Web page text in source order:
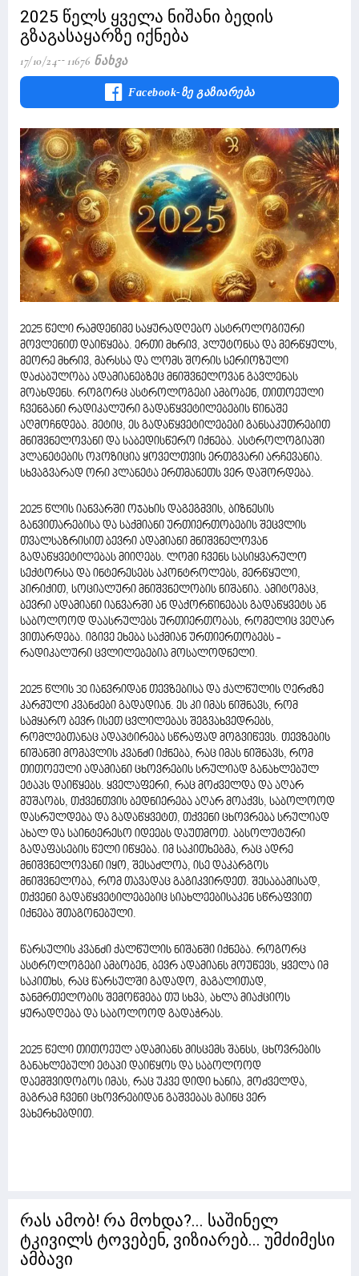
2025 წელს ყველა ნიშანი ბედის
გზაგასაყარზე იქნება
17/10/24 11676 Ნახვა
Facebook-Ზე Გაზიარება
2025 წელი რამდენიმე საყურადღებო ასტროლოგიური
მოვლენით დაიწყება. ერთი მხრივ, პლუტონსა და მერწყულს,
მეორე მხრივ, მარსსა და ლომს შორის სერიოზული
დაძაბულობა ადამიანებზეც მნიშვნელოვან გავლენას
მოახდენს. როგორც ასტროლოგები ამბობენ, თითოეული
ჩვენგანი რადიკალური გადაწყვეტილებების წინაშე
აღმოჩნდება. მეტიც, ეს გადაწყვეტილებები განსაკუთრებით
მნიშვნელოვანი და საბედისწერო იქნება. ასტროლოგიაში
პლანეტების ოპოზიცია ყოველთვის ერთგვარი არჩევანია.
სხვაგვარად ორი პლანეტა ერთმანეთს ვერ დაშორდება.
2025 წლის იანვარში ოჯახის დაგეგმვის, ბიზნესის
განვითარებისა და საქმიანი ურთიერთობების შეცვლის
თვალსაზრისით ბევრი ადამიანი მნიშვნელოვან
გადაწყვეტილებას მიიღებს. ლომი ჩვენს სასიყვარულო
სექტორსა და ინტერესებს აკონტროლებს, მერწყული,
პირიქით, სოციალური მნიშვნელობის ნიშანია. ამიტომაც,
ბევრი ადამიანი იანვარში ან დაქორწინებას გადაწყვეტს ან
საბოლოოდ დაასრულებს ურთიერთობას, რომელიც ვეღარ
ვითარდება. იგივე ეხება საქმიან ურთიერთობებს -
რადიკალური ცვლილებებია მოსალოდნელი.
2025 წლის 30 იანვრიდან თევზებისა და ქალწულის ღერძზე
კარმული კვანძები გადადიან. ეს კი იმას ნიშნავს, რომ
სამყარო ბევრ ისეთ ცვლილებას შეგვახვედრებს,
რომლებთანაც ადაპტირება სწრაფად მოგვიწევს. თევზების
ნიშანში მომავლის კვანძი იქნება, რაც იმას ნიშნავს, რომ
თითოეული ადამიანი ცხოვრების სრულიად განახლებულ
ეტაპს დაიწყებს. ყველაფერი, რაც მოძველდა და აღარ
მუშაობს, თქვენთვის ბედნიერება აღარ მოაქვს, საბოლოოდ
დასრულდება და გადაწყვეტთ, თქვენი ცხოვრება სრულიად
ახალ და საინტერესო იდეებს დაუთმოთ. აბსოლუტური
გადაფასების წელი იწყება. იმ საკითხებმა, რაც ადრე
მნიშვნელოვანი იყო, შესაძლოა, ისე დაკარგოს
მნიშვნელობა, რომ თავადაც გაგიკვირდეთ. შესაბამისად,
თქვენი გადაწყვეტილებებიც სიახლეებისაკენ სწრაფვით
იქნება შთაგონებული.
წარსულის კვანძი ქალწულის ნიშანში იქნება. როგორც
ასტროლოგები ამბობენ, ბევრ ადამიანს მოუწევს, ყველა იმ
საკითხს, რაც წარსულში გადადო, მაგალითად,
ჯანმრთელობის შემოწმება თუ სხვა, ახლა მიაქციოს
ყურადღება და საბოლოოდ გადაჭრას.
2025 წელი თითოეულ ადამიანს მისცემს შანსს, ცხოვრების
განახლებული ეტაპი დაიწყოს და საბოლოოდ
დაემშვიდობოს იმას, რაც უკვე დიდი ხანია, მოძველდა,
მაგრამ ჩვენი ცხოვრებიდან გაშვებას მაინც ვერ
ვახერხებდით.
რას ამობ! რა მოხდა?... საშინელ
ტკივილს ტოვებენ, ვიზიარებ... უმძიმესი
ამბავი